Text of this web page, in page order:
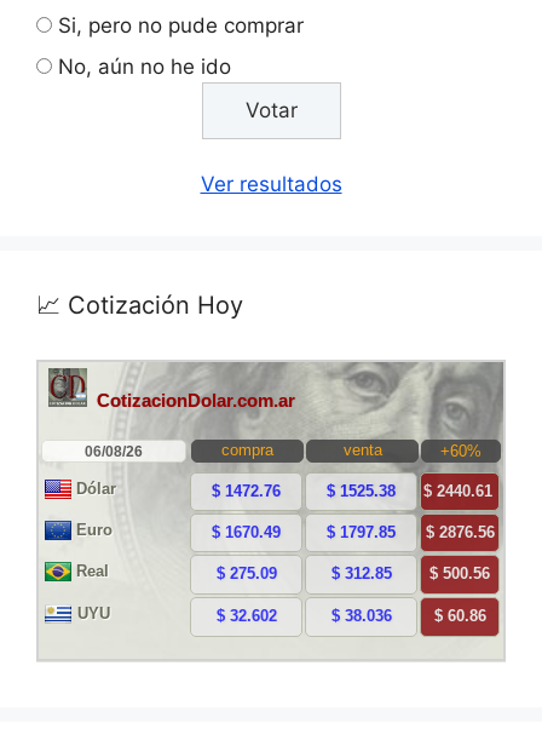
Si, pero no pude comprar
No, aún no he ido
Ver resultados
📈 Cotización Hoy